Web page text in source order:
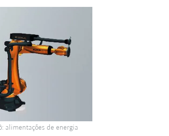
alimentações de energia